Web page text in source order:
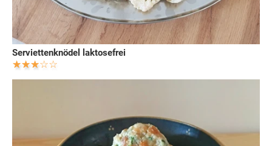
Serviettenknödel laktosefrei